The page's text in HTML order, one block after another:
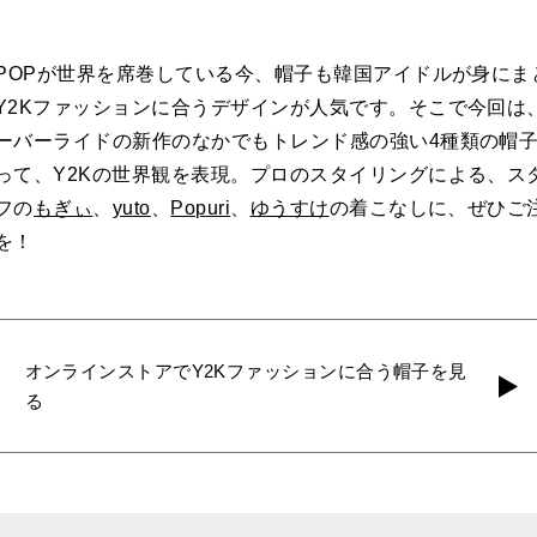
が世界を席巻している今、帽子も韓国アイドルが身にま
ファッションに合うデザインが人気です。そこで今回は、
バーライドの新作のなかでもトレンド感の強い4種類の帽
て、Y2Kの世界観を表現。プロのスタイリングによる、ス
の もぎぃ yuto Popuri ゆうすけの着こなしに、ぜひご
！
オンラインストアでY2Kファッションに合う帽子を見
る